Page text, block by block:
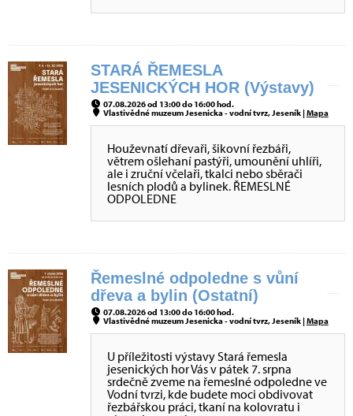
STARÁ ŘEMESLA
JESENICKÝCH HOR (Výstavy)
07.08.2026 od 13:00 do 16:00 hod.
Vlastivědné muzeum Jesenicka - vodní tvrz, Jeseník |Mapa
Houževnatí dřevaři, šikovní řezbáři,
větrem ošlehaní pastýři, umounění uhlíři,
ale i zruční včelaři, tkalci nebo sběrači
lesních plodů a bylinek. ŘEMESLNÉ
ODPOLEDNE
Řemeslné odpoledne s vůní
dřeva a bylin (Ostatní)
07.08.2026 od 13:00 do 16:00 hod.
Vlastivědné muzeum Jesenicka - vodní tvrz, Jeseník |Mapa
U příležitosti výstavy Stará řemesla
jesenických hor Vás v pátek 7. srpna
srdečně zveme na řemeslné odpoledne ve
Vodní tvrzi, kde budete moci obdivovat
řezbářskou práci, tkaní na kolovratu i